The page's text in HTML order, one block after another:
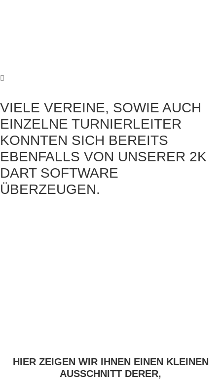
VIELE VEREINE, SOWIE AUCH
EINZELNE TURNIERLEITER
KONNTEN SICH BEREITS
EBENFALLS VON UNSERER 2K
DART SOFTWARE
ÜBERZEUGEN.
HIER ZEIGEN WIR IHNEN EINEN KLEINEN
AUSSCHNITT DERER,